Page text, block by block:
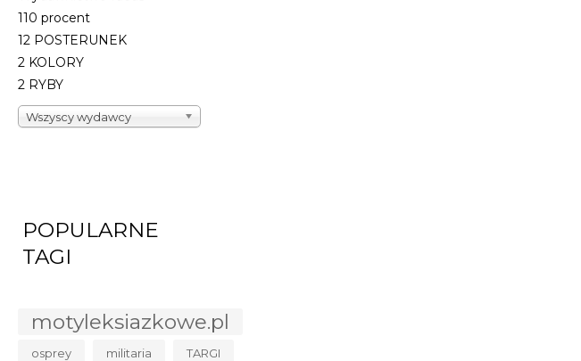
110 procent
12 POSTERUNEK
2 KOLORY
2 RYBY
Wszyscy wydawcy
POPULARNE
TAGI
motyleksiazkowe.pl
osprey militaria TARGI